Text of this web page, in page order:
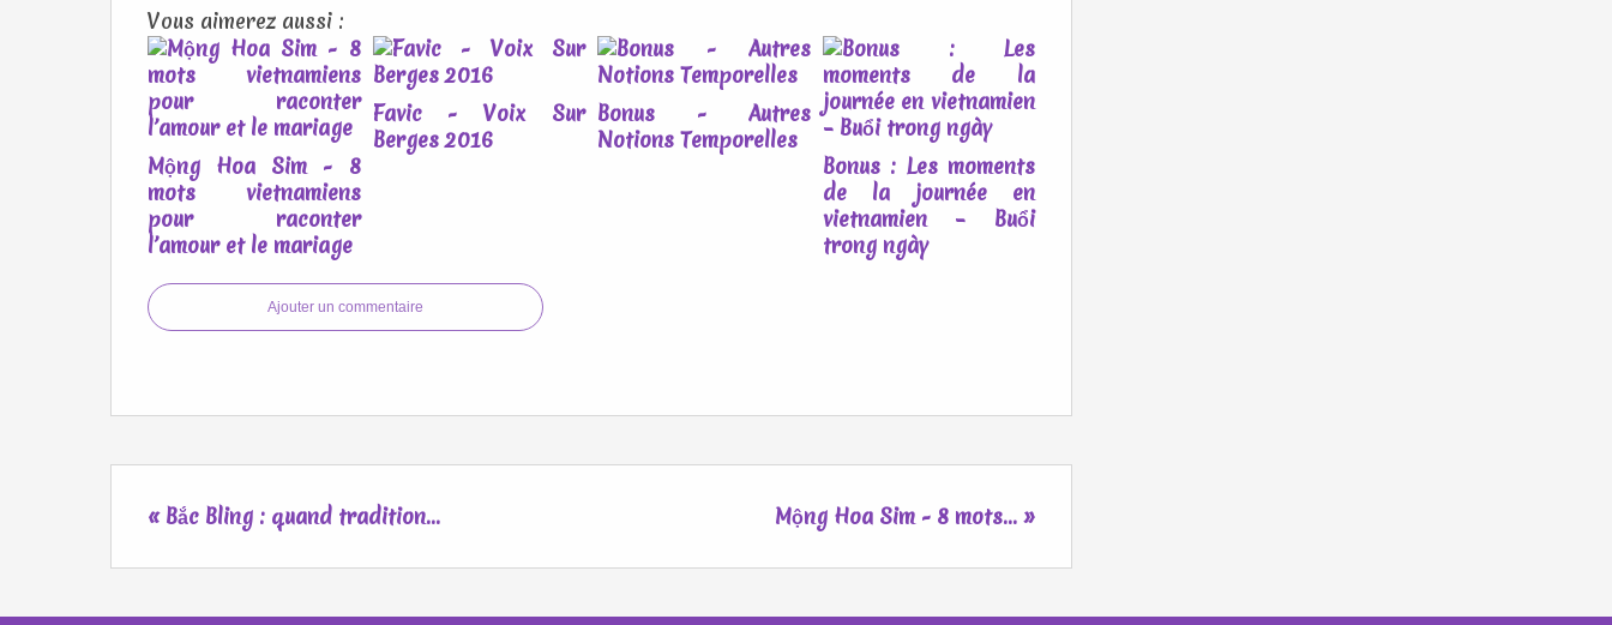
Vous aimerez aussi :
Mộng Hoa Sim - 8
mots vietnamiens
pour raconter
l’amour et le mariage
Favic - Voix Sur
Berges 2016
Bonus - Autres
Notions Temporelles
Bonus : Les moments
de la journée en
vietnamien – Buổi
trong ngày
Ajouter un commentaire
« Bắc Bling : quand tradition... Mộng Hoa Sim - 8 mots... »